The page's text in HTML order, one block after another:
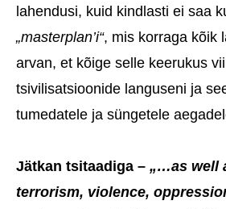
lahendusi, kuid kindlasti ei saa
„masterplan’i“, mis korraga kõik
arvan, et kõige selle keerukus
tsivilisatsioonide languseni ja
tumedatele ja süngetele
Jätkan tsitaadiga – „…as well
terrorism, violence,